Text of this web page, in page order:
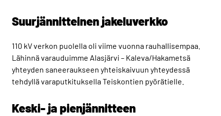
Suurjännitteinen jakeluverkko
110 kV verkon puolella oli viime vuonna rauhallisempaa.
Lähinnä varauduimme Alasjärvi – Kaleva/Hakametsä
yhteyden saneeraukseen yhteiskaivuun yhteydessä
tehdyllä varaputkituksella Teiskontien pyörätielle.
Keski- ja pienjännitteen